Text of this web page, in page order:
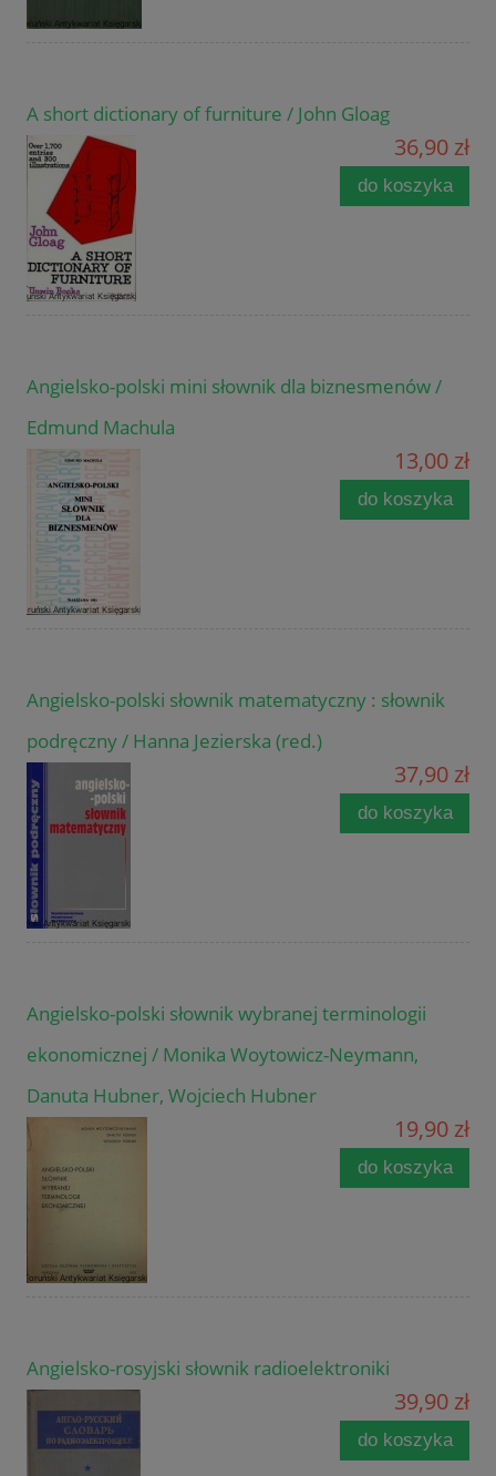
A short dictionary of furniture / John Gloag
36,90 zł
do koszyka
Angielsko-polski mini słownik dla biznesmenów /
Edmund Machula
13,00 zł
do koszyka
Angielsko-polski słownik matematyczny : słownik
podręczny / Hanna Jezierska (red.)
37,90 zł
do koszyka
Angielsko-polski słownik wybranej terminologii
ekonomicznej / Monika Woytowicz-Neymann,
Danuta Hubner, Wojciech Hubner
19,90 zł
do koszyka
Angielsko-rosyjski słownik radioelektroniki
39,90 zł
do koszyka